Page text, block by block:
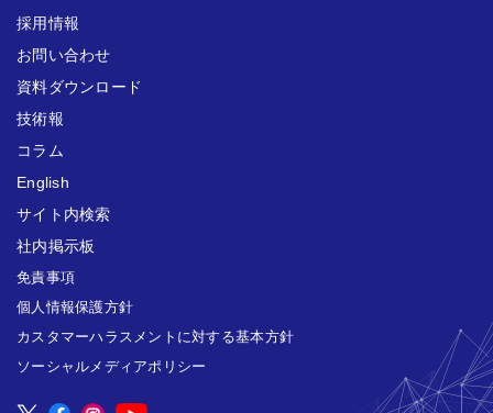
採用情報
お問い合わせ
資料ダウンロード
技術報
コラム
English
サイト内検索
社内掲示板
免責事項
個人情報保護方針
カスタマーハラスメントに対する基本方針
ソーシャルメディアポリシー